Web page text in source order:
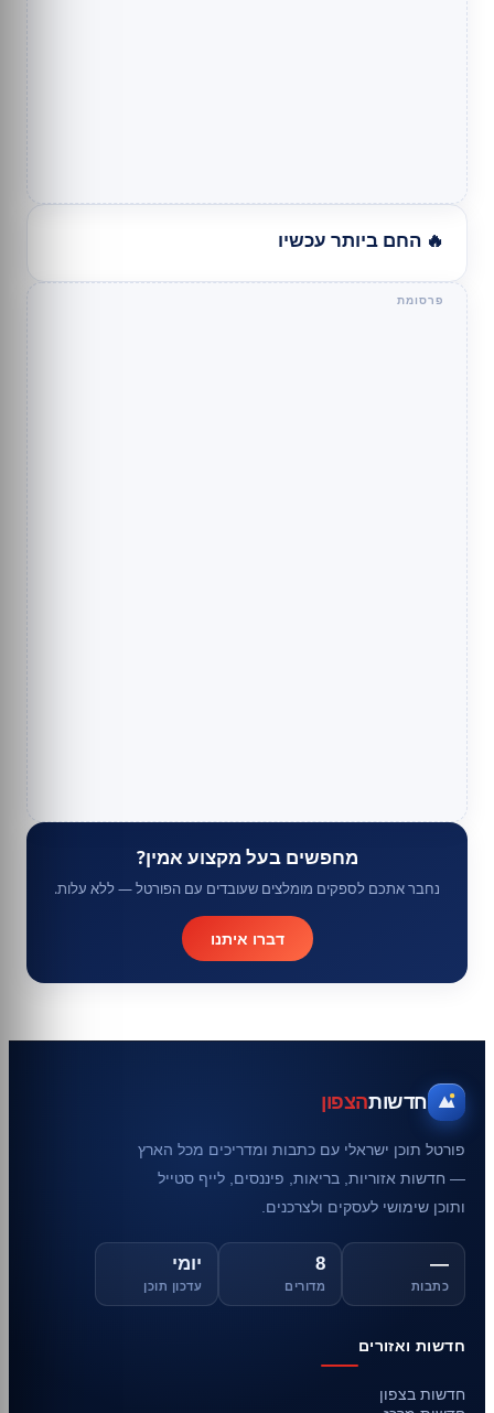
🔥 החם ביותר עכשיו
מחפשים בעל מקצוע אמין?
נחבר אתכם לספקים מומלצים שעובדים עם הפורטל — ללא עלות.
דברו איתנו
חדשותהצפון
פורטל תוכן ישראלי עם כתבות ומדריכים מכל הארץ
— חדשות אזוריות, בריאות, פיננסים, לייף סטייל
ותוכן שימושי לעסקים ולצרכנים.
—
כתבות
8
מדורים
יומי
עדכון תוכן
חדשות ואזורים
חדשות בצפון